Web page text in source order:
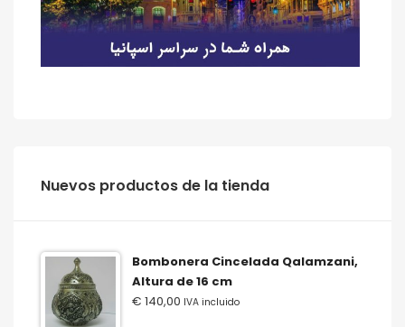
‫‪Nuevos‬‬ ‫‪productos‬‬ ‫‪de‬‬ ‫‪la‬‬ ‫‪tienda‬‬
Bombonera Cincelada Qalamzani,
Altura de 16 cm
€ 140,00 IVA incluido